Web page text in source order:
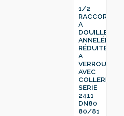
1/2
RACCORD
A
DOUILLE
ANNELÉE
RÉDUITE
A
VERROU
AVEC
COLLERETTE
SERIE
2411
DN80
80/81